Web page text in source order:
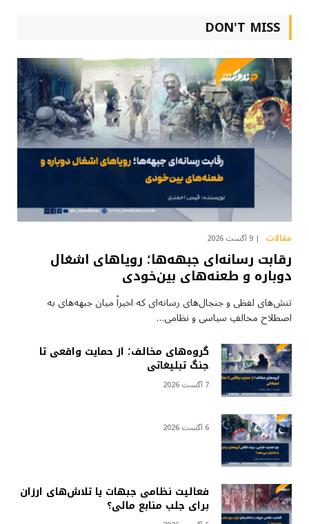
DON'T MISS
مقالات 9 آگست 2026
رقابت رسانه‌ای جبهه‌ها؛ رویاهای اشغال
دوباره و طعنه‌های بین‌خودی
تنش‌های لفظی و جنجال‌های رسانه‌ای که اخیراً میان جبهه‌های به
اصطلاح مخالفِ سیاسی و نظامی…
گروه‌های مخالف؛ از حمایت واقعی تا
جنگ تبلیغاتی
7 آگست 2026
6 آگست 2026
فعالیت نظامی جبهات یا تلاش‌های ارزان
برای جلب منابع مالی؟